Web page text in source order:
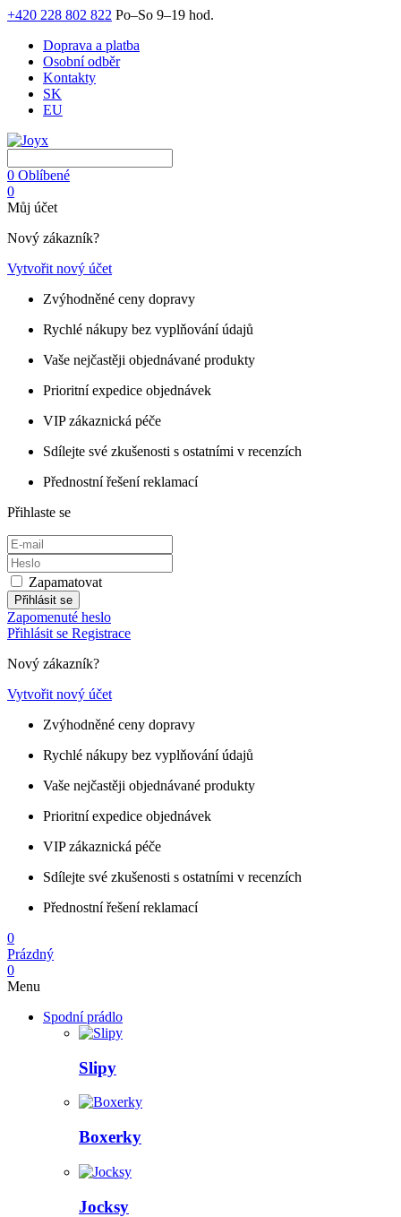
+420 228 802 822 Po–So 9–19 hod.
Doprava a platba
Osobní odběr
Kontakty
SK
EU
0 Oblíbené
0
Můj účet
Nový zákazník?
Vytvořit nový účet
Zvýhodněné ceny dopravy
Rychlé nákupy bez vyplňování údajů
Vaše nejčastěji objednávané produkty
Prioritní expedice objednávek
VIP zákaznická péče
Sdílejte své zkušenosti s ostatními v recenzích
Přednostní řešení reklamací
Přihlaste se
Zapamatovat
Přihlásit se
Zapomenuté heslo
Přihlásit se Registrace
Nový zákazník?
Vytvořit nový účet
Zvýhodněné ceny dopravy
Rychlé nákupy bez vyplňování údajů
Vaše nejčastěji objednávané produkty
Prioritní expedice objednávek
VIP zákaznická péče
Sdílejte své zkušenosti s ostatními v recenzích
Přednostní řešení reklamací
0
Prázdný
0
Menu
Spodní prádlo
Slipy
Boxerky
Jocksy